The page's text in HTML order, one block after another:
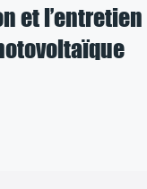
et l’entretien